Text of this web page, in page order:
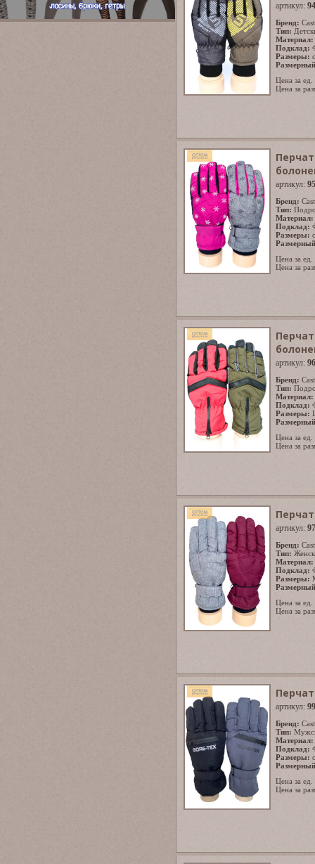
артикул:
Бренд:
Тип:
Материал:
Подклад:
Размеры:
Цена за
Цена за
артикул:
Бренд:
Тип:
Материал:
Подклад:
Размеры:
Цена за
Цена за
артикул:
Бренд:
Тип:
Материал:
Подклад:
Размеры:
Цена за
Цена за
артикул:
Бренд:
Тип:
Материал:
Подклад:
Размеры:
Цена за
Цена за
артикул:
Бренд:
Тип:
Материал:
Подклад:
Размеры:
Цена за
Цена за